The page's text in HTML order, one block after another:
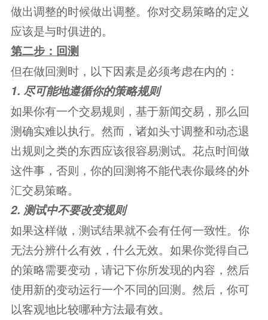
做出调整的时候做出调整。你对交易策略的定义
应该是与时俱进的。
第二步：回测
但在做回测时，以下因素是必须考虑在内的：
1. 尽可能地遵循你的策略规则
如果你有一个交易规则，基于新闻交易，那么回
测确实难以执行。然而，诸如头寸调整和动态退
出规则之类的东西应该很容易测试。花点时间做
这件事，否则，你的回测将不能代表你最终的外
汇交易策略。
2. 测试中不要改变规则
如果这样做，测试结果就不会有任何一致性。你
无法分辨什么有效，什么无效。如果你觉得自己
的策略需要变动，请记下你所发现的内容，然后
使用新的变动运行一个不同的回测。然后，你可
以客观地比较哪种方法最有效。